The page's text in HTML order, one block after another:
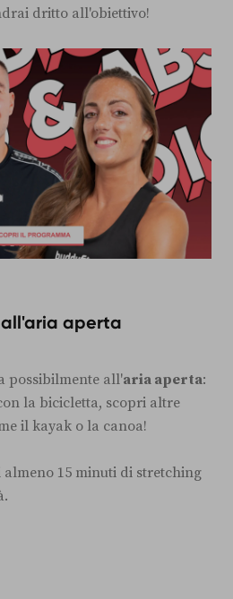
dritto all'obiettivo!
aperta
possibilmente all'aria aperta:
la bicicletta, scopri altre
il kayak o la canoa!
15 minuti di stretching